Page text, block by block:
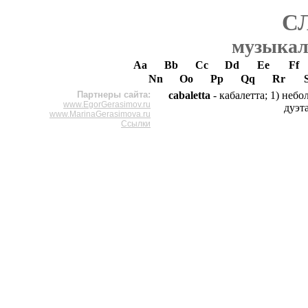
Aa Bb Cc Dd Ee
Ff
Nn
Oo Pp Qq Rr
Партнеры сайта:
www.EgorGerasimov.ru
www.MarinaGerasimova.ru
Ссылки
cabaletta - кабалетта; 1)